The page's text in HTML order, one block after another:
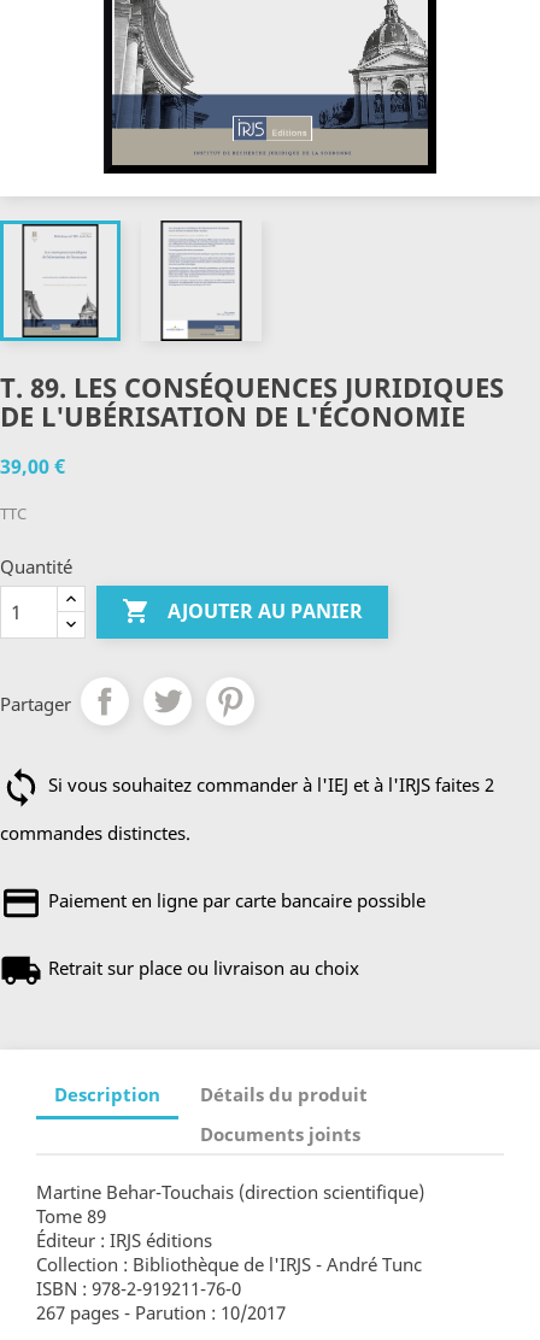
T. 89. LES CONSÉQUENCES JURIDIQUES
DE L'UBÉRISATION DE L'ÉCONOMIE
39,00 €
TTC
Quantité
 AJOUTER AU PANIER
Partager
Si vous souhaitez commander à l'IEJ et à l'IRJS faites 2
commandes distinctes.
Paiement en ligne par carte bancaire possible
Retrait sur place ou livraison au choix
Description
Détails du produit
Documents joints
Martine Behar-Touchais (direction scientifique)
Tome 89
Éditeur : IRJS éditions
Collection : Bibliothèque de l'IRJS - André Tunc
ISBN : 978-2-919211-76-0
267 pages - Parution : 10/2017